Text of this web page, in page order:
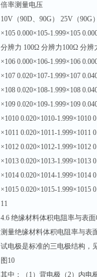
倍率测量电压
10V（90D、90G） 25V（90G
×105 0.000×105-1.999×105
分辨力 100Ω 分辨力100Ω 分辨
×106 0.000×106-1.999×106
×107 0.020×107-1.999×107
×108 0.020×108-1.999×108
×109 0.020×109-1.999×109
×1010 0.020×1010-1.999×1010
×1011 0.020×1011-1.999×1011
×1012 0.020×1012-1.999×1012
×1013 0.020×1013-1.999×1013
×1014 0.020×1014-1.999×1014
×1015 0.020×1015-1.999×1015
11
4.6 绝缘材料体积电阻率与表
测量绝缘材料体积电阻率与表
试电极是标准的三电极结构，
图10
其中：（1）背电极（2）内电